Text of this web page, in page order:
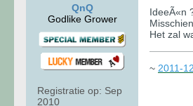
QnQ
Godlike Grower
Registratie op: Sep
2010
IdeeÃ«n
Het zal
~ 2011-12